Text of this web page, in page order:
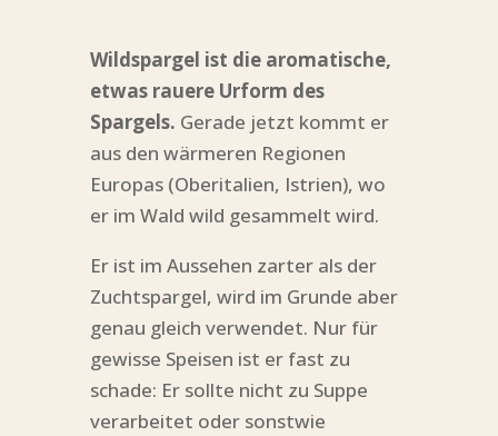
Wildspargel ist die aromatische,
etwas rauere Urform des
Spargels. Gerade jetzt kommt er
aus den wärmeren Regionen
Europas (Oberitalien, Istrien), wo
er im Wald wild gesammelt wird.
Er ist im Aussehen zarter als der
Zuchtspargel, wird im Grunde aber
genau gleich verwendet. Nur für
gewisse Speisen ist er fast zu
schade: Er sollte nicht zu Suppe
verarbeitet oder sonstwie